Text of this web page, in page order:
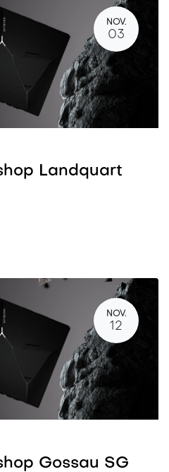
NOV.
03
Landquart
NOV.
12
Gossau SG